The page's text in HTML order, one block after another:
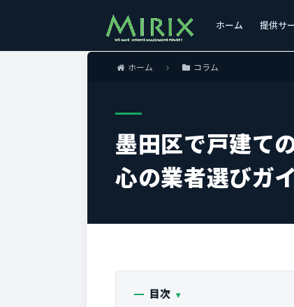
ホーム 提供サ
ホーム コラム
墨田区で戸建て
心の業者選びガイ
目次